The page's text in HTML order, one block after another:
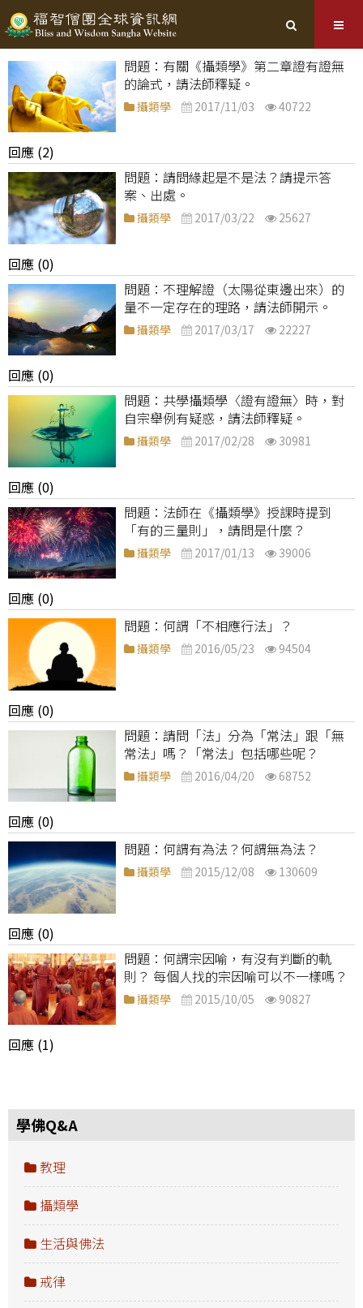
有關《攝類學》第二章證有證無
的論式，請法師釋疑。
攝類學 2017/11/03 40722
回應 (2)
請問緣起是不是法？請提示答
案、出處。
攝類學 2017/03/22 25627
回應 (0)
不理解證（太陽從東邊出來）的
量不一定存在的理路，請法師開示。
攝類學 2017/03/17 22227
回應 (0)
共學攝類學〈證有證無〉時，對
自宗舉例有疑惑，請法師釋疑。
攝類學 2017/02/28 30981
回應 (0)
法師在《攝類學》授課時提到
「有的三量則」，請問是什麼？
攝類學 2017/01/13 39006
回應 (0)
何謂「不相應行法」？
攝類學 2016/05/23 94504
回應 (0)
請問「法」分為「常法」跟「無
常法」嗎？「常法」包括哪些呢？
攝類學 2016/04/20 68752
回應 (0)
何謂有為法？何謂無為法？
攝類學 2015/12/08 130609
回應 (0)
何謂宗因喻，有沒有判斷的軌
則？ 每個人找的宗因喻可以不一樣嗎？
攝類學 2015/10/05 90827
回應 (1)
學佛Q&A
教理
攝類學
生活與佛法
戒律